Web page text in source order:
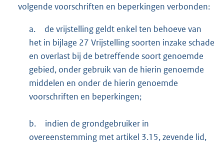
volgende voorschriften en beperkingen verbonden:
a.
de vrijstelling geldt enkel ten behoeve van
het in bijlage 27 Vrijstelling soorten inzake schade
en overlast bij de betreffende soort genoemde
gebied, onder gebruik van de hierin genoemde
middelen en onder de hierin genoemde
voorschriften en beperkingen;
b.
indien de grondgebruiker in
overeenstemming met artikel 3.15, zevende lid,